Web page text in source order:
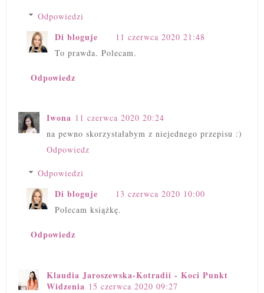
Odpowiedzi
Di bloguje
11 czerwca 2020 21:48
To prawda. Polecam.
Odpowiedz
Iwona 11 czerwca 2020 20:24
na pewno skorzystałabym z niejednego przepisu :)
Odpowiedz
Odpowiedzi
Di bloguje
13 czerwca 2020 10:00
Polecam książkę.
Odpowiedz
Klaudia Jaroszewska-Kotradii - Koci Punkt
Widzenia 15 czerwca 2020 09:27